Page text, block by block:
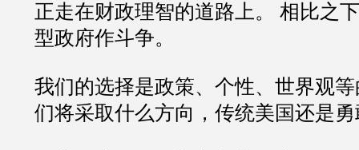
正走在财政理智的道路上。 相比之
型政府作斗争。
我们的选择是政策、个性、世界观
们将采取什么方向，传统美国还是